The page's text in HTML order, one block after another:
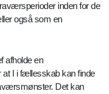
inden for de
også som en
afholde en
I i fællesskab kan finde
Det kan